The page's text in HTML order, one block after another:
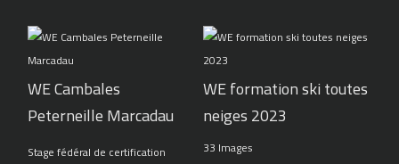
WE Cambales
Peterneille Marcadau
Stage fédéral de certification
WE formation ski toutes
neiges 2023
33 Images